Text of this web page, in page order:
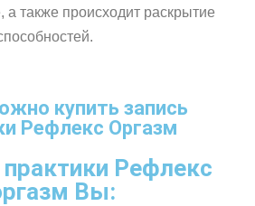
а также происходит раскрытие
купить запись
Рефлекс Оргазм
Рефлекс
Вы: